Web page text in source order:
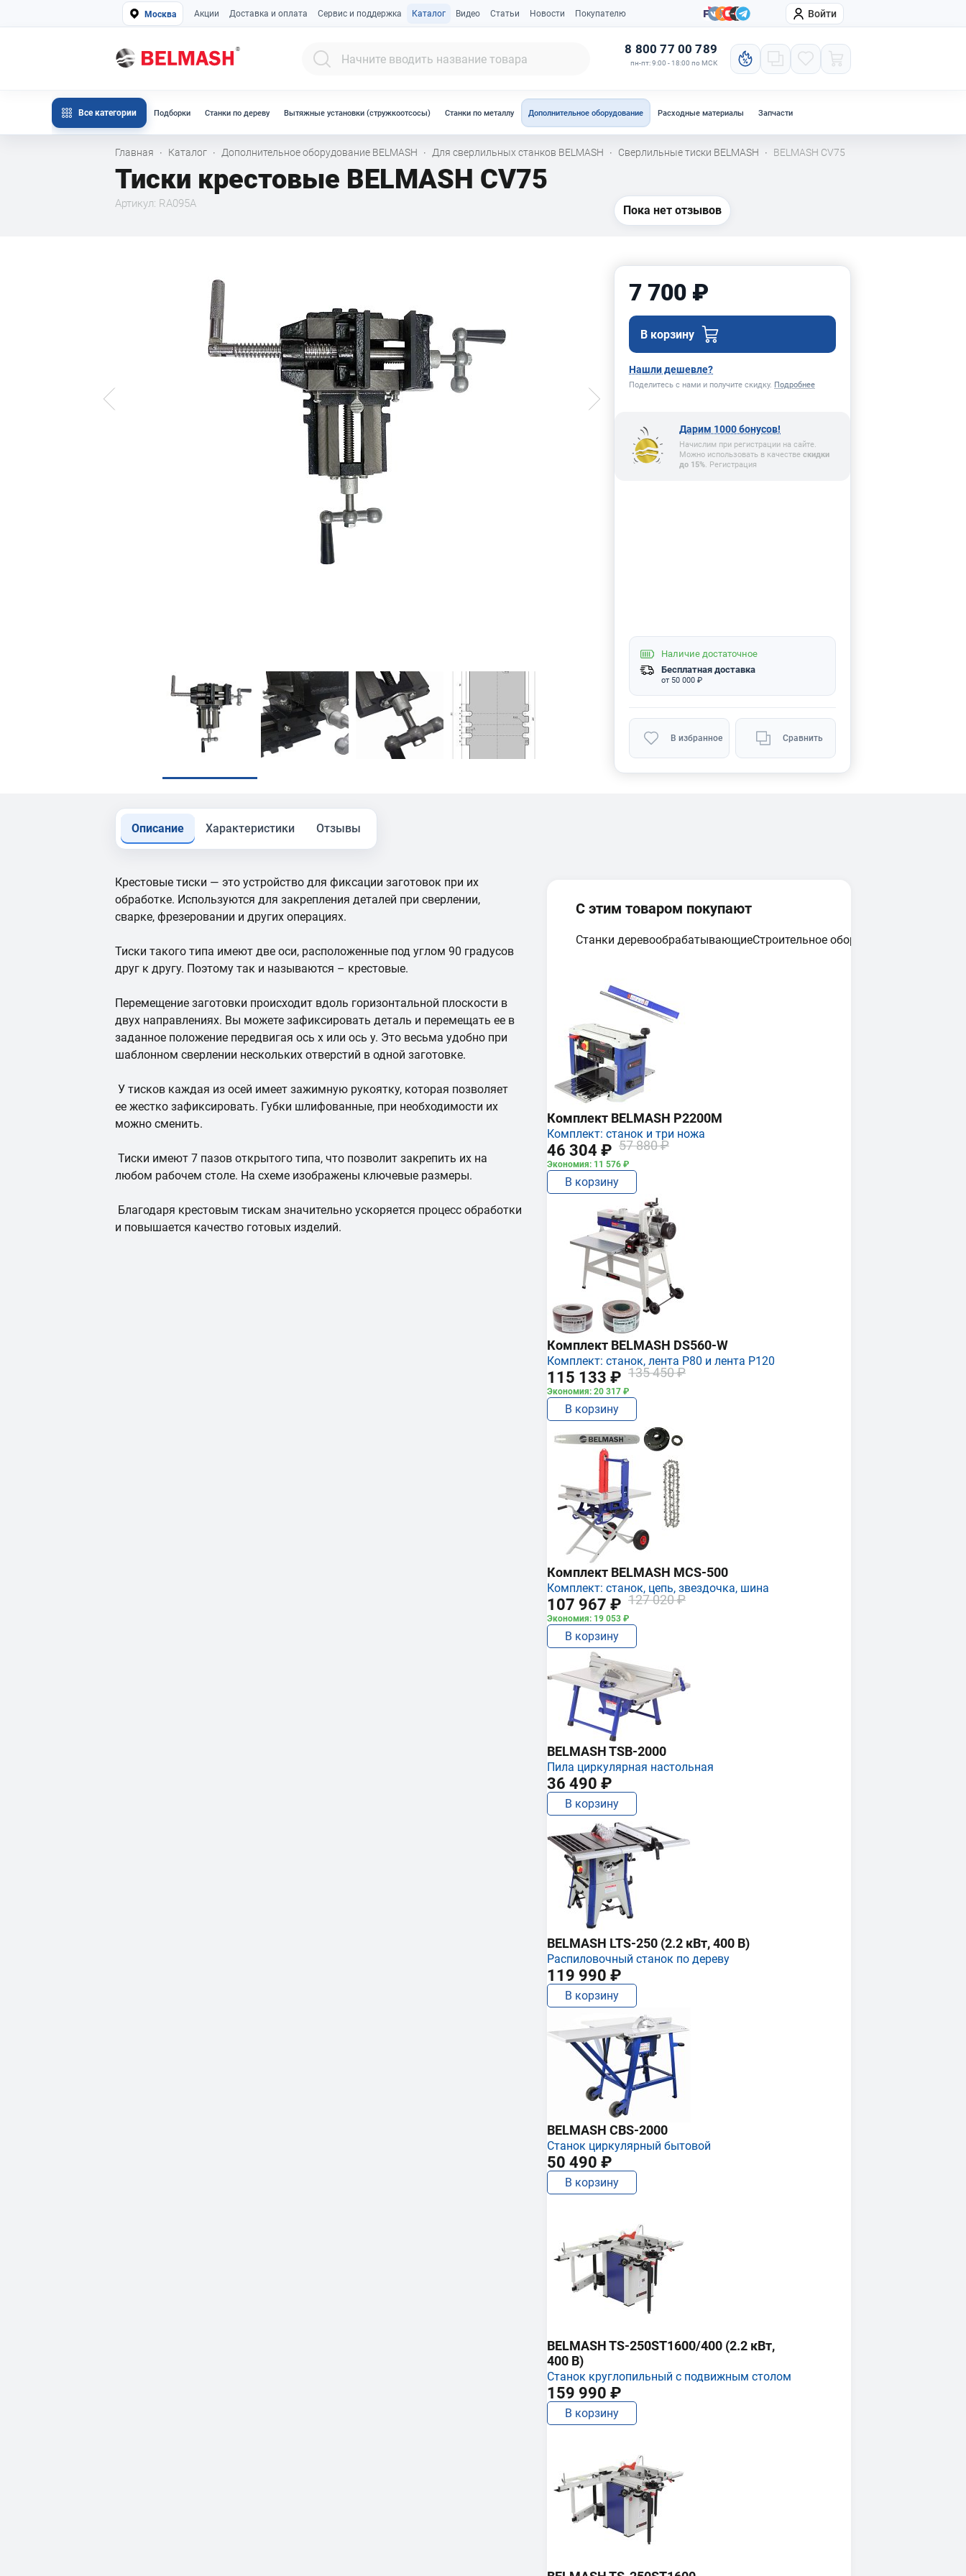
Москва Акции Доставка и оплата Сервис и поддержка Каталог Видео Статьи Новости Покупателю Компания Войти
8 800 77 00 789
пн-пт: 9:00 - 18:00 по МСК
Все категории Подборки Станки по дереву Вытяжные установки (стружкоотсосы) Станки по металлу Дополнительное оборудование Расходные материалы Запчасти
Главная · Каталог · Дополнительное оборудование BELMASH · Для сверлильных станков BELMASH · Сверлильные тиски BELMASH · BELMASH CV75
Тиски крестовые BELMASH CV75
Артикул: RA095A Пока нет отзывов
7 700 ₽
В корзину
Нашли дешевле?
Поделитесь с нами и получите скидку. Подробнее
Дарим 1000 бонусов!
Начислим при регистрации на сайте.
Можно использовать в качестве скидки
до 15%. Регистрация
Наличие достаточное
Бесплатная доставка
от 50 000 ₽
В избранное Сравнить
Описание Характеристики Отзывы
Крестовые тиски — это устройство для фиксации заготовок при их
обработке. Используются для закрепления деталей при сверлении,
сварке, фрезеровании и других операциях.
Тиски такого типа имеют две оси, расположенные под углом 90 градусов
друг к другу. Поэтому так и называются – крестовые.
Перемещение заготовки происходит вдоль горизонтальной плоскости в
двух направлениях. Вы можете зафиксировать деталь и перемещать ее в
заданное положение передвигая ось х или ось у. Это весьма удобно при
шаблонном сверлении нескольких отверстий в одной заготовке.
У тисков каждая из осей имеет зажимную рукоятку, которая позволяет
ее жестко зафиксировать. Губки шлифованные, при необходимости их
можно сменить.
Тиски имеют 7 пазов открытого типа, что позволит закрепить их на
любом рабочем столе. На схеме изображены ключевые размеры.
Благодаря крестовым тискам значительно ускоряется процесс обработки
и повышается качество готовых изделий.
С этим товаром покупают
Станки деревообрабатывающиеСтроительное оборудование
Комплект BELMASH P2200M
Комплект: станок и три ножа
46 304 ₽ 57 880 ₽
Экономия: 11 576 ₽
В корзину
Комплект BELMASH DS560-W
Комплект: станок, лента P80 и лента P120
115 133 ₽ 135 450 ₽
Экономия: 20 317 ₽
В корзину
Комплект BELMASH MCS-500
Комплект: станок, цепь, звездочка, шина
107 967 ₽ 127 020 ₽
Экономия: 19 053 ₽
В корзину
BELMASH TSB-2000
Пила циркулярная настольная
36 490 ₽
В корзину
BELMASH LTS-250 (2.2 кВт, 400 В)
Распиловочный станок по дереву
119 990 ₽
В корзину
BELMASH CBS-2000
Станок циркулярный бытовой
50 490 ₽
В корзину
BELMASH TS-250ST1600/400 (2.2 кВт,
400 В)
Станок круглопильный с подвижным столом
159 990 ₽
В корзину